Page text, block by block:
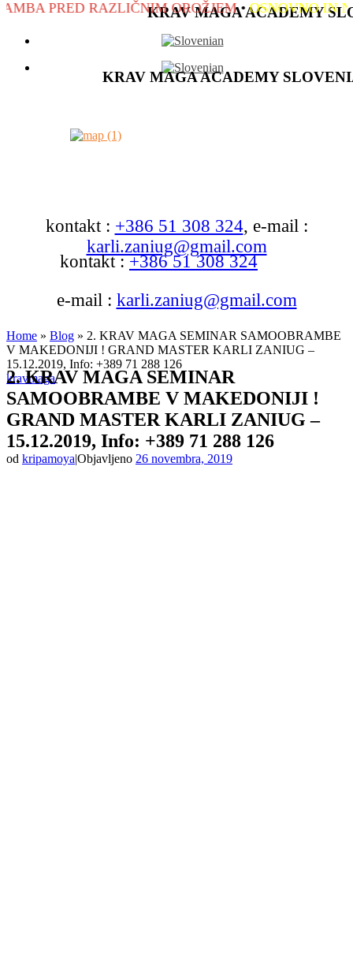
RAZLIČNIM OROŽJEM•OSNOVNO IN
KRAV MAGA ACADEMY
KRAV MAGA ACADEMY
kontakt : +386 51 308 324, e-mail :
karli.zaniug@gmail.com
kontakt :+386 51 308 324
e-mail : karli.zaniug@gmail.com
Home » Blog » 2. KRAV MAGA SEMINAR SAMOOBRAMBE
V MAKEDONIJI ! GRAND MASTER KARLI ZANIUG –
15.12.2019, Info: +389 71 288 126
kravmaga
2. KRAV MAGA SEMINAR
SAMOOBRAMBE V MAKEDONIJI !
GRAND MASTER KARLI ZANIUG –
15.12.2019, Info: +389 71 288 126
od kripamoya|Objavljeno 26 novembra, 2019